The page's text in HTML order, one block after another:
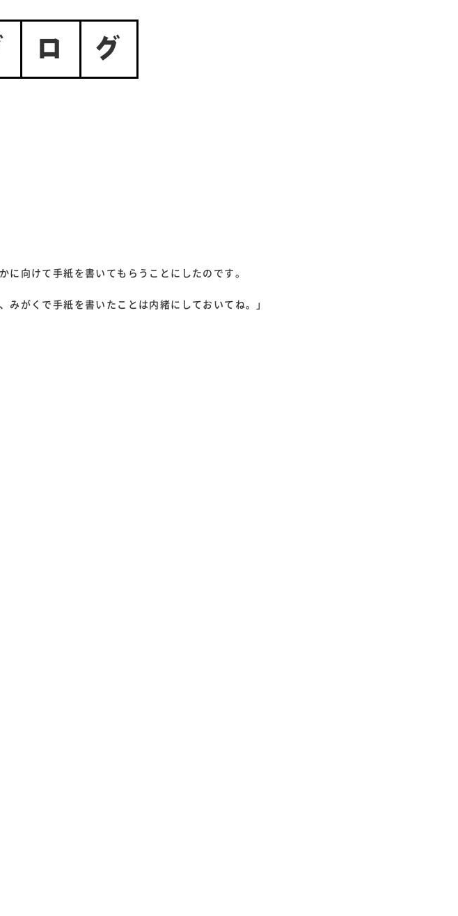
ロ グ
向けて手紙を書いてもらうことにしたのです。
みがくで手紙を書いたことは内緒にしておいてね。」